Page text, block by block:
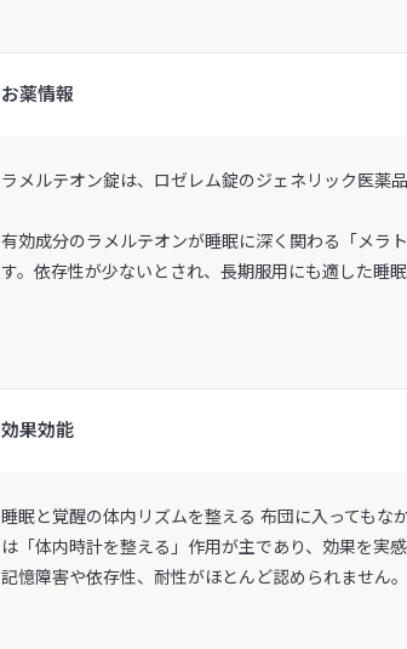
お薬情報
ラメルテオン錠は、ロゼレム錠のジェネリック医薬
有効成分のラメルテオンが睡眠に深く関わる「メラ
す。依存性が少ないとされ、長期服用にも適した睡
効果効能
睡眠と覚醒の体内リズムを整える 布団に入っても
は「体内時計を整える」作用が主であり、効果を実
記憶障害や依存性、耐性がほとんど認められません。